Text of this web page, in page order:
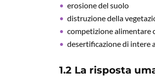
erosione del suolo
distruzione della
competizione alimentare
desertificazione di intere
1.2 La risposta